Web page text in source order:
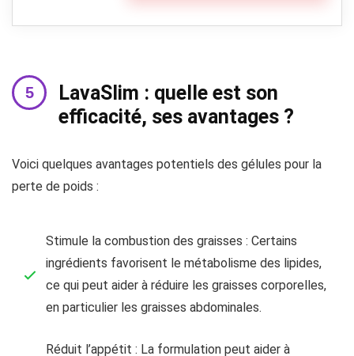
LavaSlim : quelle est son
efficacité, ses avantages ?
Voici quelques avantages potentiels des gélules pour la
perte de poids :
Stimule la combustion des graisses : Certains
ingrédients favorisent le métabolisme des lipides,
ce qui peut aider à réduire les graisses corporelles,
en particulier les graisses abdominales.
Réduit l’appétit : La formulation peut aider à